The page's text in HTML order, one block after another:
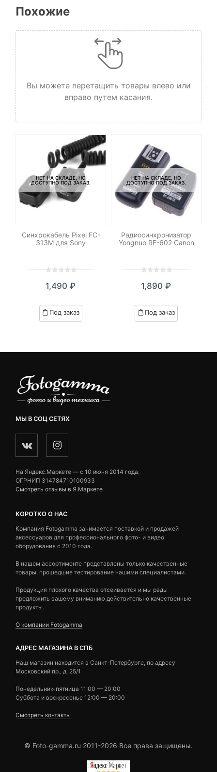
Похожие
Вы можете перетащить товары влево или
вправо путем касания.
НЕТ НА СКЛАДЕ, НО
ДОСТУПНО ПОД ЗАКАЗ.
Синхрокабель Pixel FC-
313M для Sony
out
based
on
1,490 ₽
Под заказ
НЕТ НА СКЛАДЕ, НО
ДОСТУПНО ПОД ЗАКАЗ.
Радиосинхронизатор
Yongnuo RF-602 Canon
out
based
on
1,890 ₽
Под заказ
МЫ В СОЦ СЕТЯХ
На Яндекс.Маркете — c 10 июня 2014 года.
ОГРНИП 314784710100933
Смотреть отзывы в Я.Маркете
КОРОТКО О НАС
Компания Fotogamma занимается поставкой и продажей
аксессуаров для профессионального фото- и видео
оборудования с 2010 года.
В нашем ассортименте представлены только качественные
товары, прошедшие тестирование нашими специалистами.
Продукция плохого качества отсеивается и мы рады
предложить вашему вниманию действительно качественные
продукты.
О компании Fotogamma
АДРЕС МАГАЗИНА В СПБ
Наш магазин находится в Санкт-Петербурге, по адресу
Московский пр., д. 25/1
Понедельник-пятница 11:00 — 20:00
Суббота и воскресенье 12:00 — 20:00
Смотреть контакты
© Foto-gamma.ru 2011-2026 Все права защищены.